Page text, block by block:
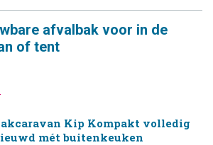
afvalbak voor in de
of tent
Kip Kompakt volledig
mét buitenkeuken